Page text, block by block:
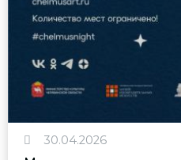
30.04.2026